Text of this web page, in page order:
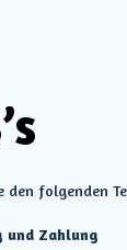
den folgenden
und Zahlung